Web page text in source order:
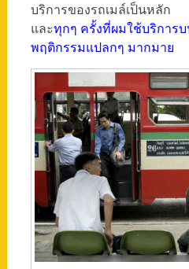
บริการของรถเมล์เป็นหลัก
และทุกๆ ครั้งที่ผมใช้บริการ
พฤติกรรมแปลกๆ มากมาย